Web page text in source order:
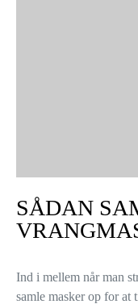
SÅDAN
Ind i mellem når man
samle masker op for at